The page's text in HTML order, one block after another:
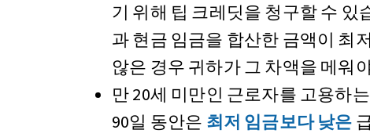
기 위해 팁 크레딧을 청구할 수 있
과 현금 임금을 합산한 금액이 최
않은 경우 귀하가 그 차액을 메워
만 20세 미만인 근로자를 고용하
90일 동안은 최저 임금보다 낮은